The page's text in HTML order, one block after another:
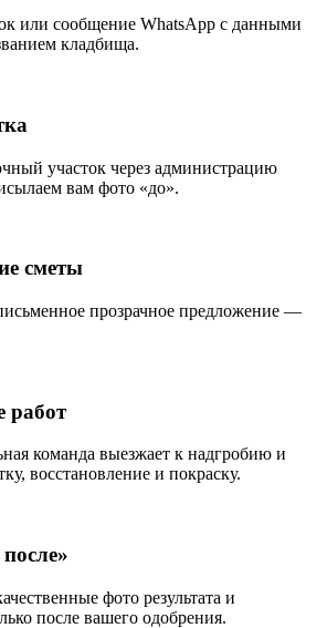
или сообщение WhatsApp с данными
кладбища.
участок через администрацию
вам фото «до».
сметы
прозрачное предложение —
работ
команда выезжает к надгробию и
восстановление и покраску.
фото результата и
после вашего одобрения.